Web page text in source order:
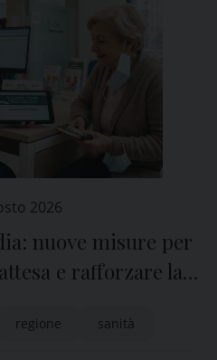
2026
nuove misure per
e rafforzare la
regione sanità